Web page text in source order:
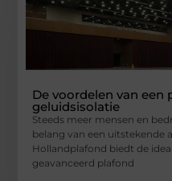
De voordelen van een
geluidsisolatie
Steeds meer mensen en
belang van een uitstekende
Hollandplafond biedt de
geavanceerd plafond